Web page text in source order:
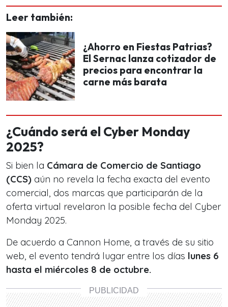
Leer también:
¿Ahorro en Fiestas Patrias?
El Sernac lanza cotizador de
precios para encontrar la
carne más barata
¿Cuándo será el Cyber Monday
2025?
Si bien la Cámara de Comercio de Santiago
(CCS) aún no revela la fecha exacta del evento
comercial, dos marcas que participarán de la
oferta virtual revelaron la posible fecha del Cyber
Monday 2025.
De acuerdo a Cannon Home, a través de su sitio
web, el evento tendrá lugar entre los días lunes 6
hasta el miércoles 8 de octubre.